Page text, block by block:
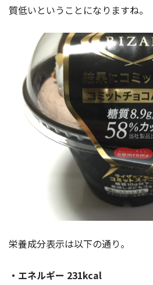
質低いということになりますね。
栄養成分表示は以下の通り。
・エネルギー 231kcal